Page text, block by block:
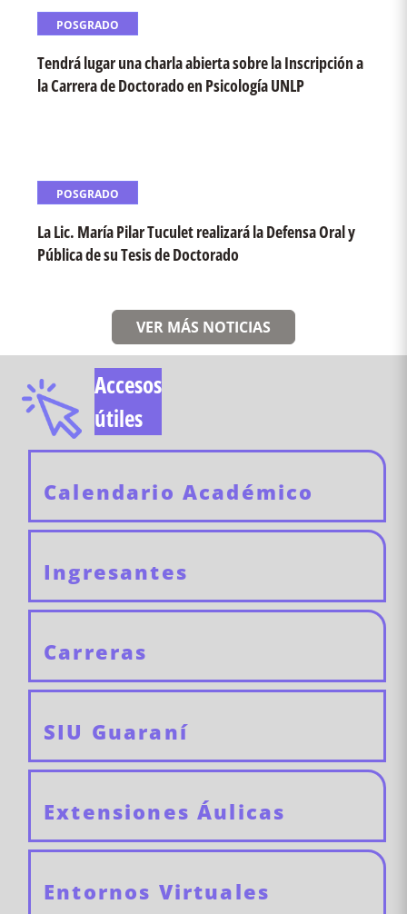
POSGRADO
Tendrá lugar una charla abierta sobre la Inscripción a
la Carrera de Doctorado en Psicología UNLP
POSGRADO
La Lic. María Pilar Tuculet realizará la Defensa Oral y
Pública de su Tesis de Doctorado
VER MÁS NOTICIAS
Accesos
útiles
Calendario Académico
Ingresantes
Carreras
SIU Guaraní
Extensiones Áulicas
Entornos Virtuales